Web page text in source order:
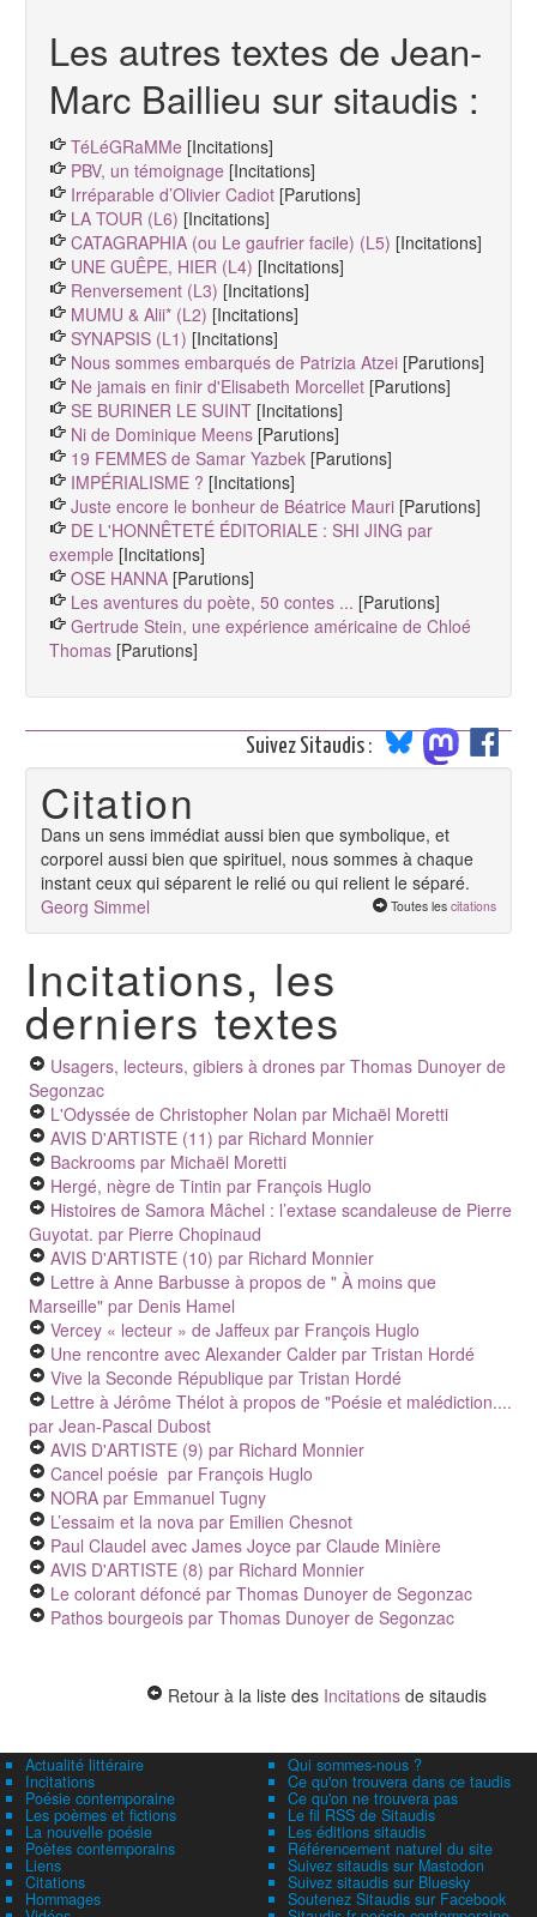
Les autres textes de Jean-
Marc Baillieu sur sitaudis :
TéLéGRaMMe [Incitations]
PBV, un témoignage [Incitations]
Irréparable d’Olivier Cadiot [Parutions]
LA TOUR (L6) [Incitations]
CATAGRAPHIA (ou Le gaufrier facile) (L5) [Incitations]
UNE GUÊPE, HIER (L4) [Incitations]
Renversement (L3) [Incitations]
MUMU & Alii* (L2) [Incitations]
SYNAPSIS (L1) [Incitations]
Nous sommes embarqués de Patrizia Atzei [Parutions]
Ne jamais en finir d'Elisabeth Morcellet [Parutions]
SE BURINER LE SUINT [Incitations]
Ni de Dominique Meens [Parutions]
19 FEMMES de Samar Yazbek [Parutions]
IMPÉRIALISME ? [Incitations]
Juste encore le bonheur de Béatrice Mauri [Parutions]
DE L'HONNÊTETÉ ÉDITORIALE : SHI JING par
exemple [Incitations]
OSE HANNA [Parutions]
Les aventures du poète, 50 contes ... [Parutions]
Gertrude Stein, une expérience américaine de Chloé
Thomas [Parutions]
Suivez Sitaudis :
Citation
Dans un sens immédiat aussi bien que symbolique, et
corporel aussi bien que spirituel, nous sommes à chaque
instant ceux qui séparent le relié ou qui relient le séparé.
Georg Simmel
Toutes les citations
Incitations, les
derniers textes
Usagers, lecteurs, gibiers à drones par Thomas Dunoyer de
Segonzac
L'Odyssée de Christopher Nolan par Michaël Moretti
AVIS D'ARTISTE (11) par Richard Monnier
Backrooms par Michaël Moretti
Hergé, nègre de Tintin par François Huglo
Histoires de Samora Mâchel : l’extase scandaleuse de Pierre
Guyotat. par Pierre Chopinaud
AVIS D'ARTISTE (10) par Richard Monnier
Lettre à Anne Barbusse à propos de " À moins que
Marseille" par Denis Hamel
Vercey « lecteur » de Jaffeux par François Huglo
Une rencontre avec Alexander Calder par Tristan Hordé
Vive la Seconde République par Tristan Hordé
Lettre à Jérôme Thélot à propos de "Poésie et malédiction....
par Jean-Pascal Dubost
AVIS D'ARTISTE (9) par Richard Monnier
Cancel poésie par François Huglo
NORA par Emmanuel Tugny
L’essaim et la nova par Emilien Chesnot
Paul Claudel avec James Joyce par Claude Minière
AVIS D'ARTISTE (8) par Richard Monnier
Le colorant défoncé par Thomas Dunoyer de Segonzac
Pathos bourgeois par Thomas Dunoyer de Segonzac
Retour à la liste des Incitations de sitaudis
Actualité littéraire
Incitations
Poésie contemporaine
Les poèmes et fictions
La nouvelle poésie
Poètes contemporains
Liens
Citations
Hommages
Qui sommes-nous ?
Ce qu'on trouvera dans ce taudis
Ce qu'on ne trouvera pas
Le fil RSS de Sitaudis
Les éditions sitaudis
Référencement naturel du site
Suivez sitaudis sur Mastodon
Suivez sitaudis sur Bluesky
Soutenez Sitaudis sur Facebook